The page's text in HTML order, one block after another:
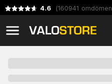
4.6 (160941 omdömen